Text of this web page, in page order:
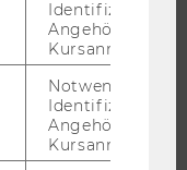
Identifizierung
Angehörige/r für
Kursanmeldung.
Notwendig zur
Identifizierung
Angehörige/r für
Kursanmeldung.